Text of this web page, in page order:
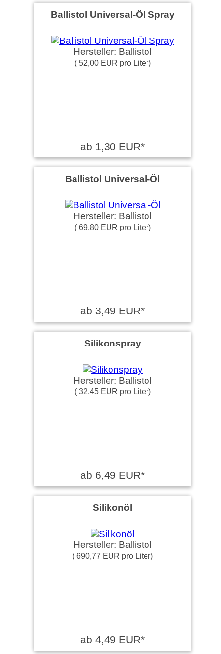
Ballistol Universal-Öl Spray
Hersteller: Ballistol
( 52,00 EUR pro Liter)
ab 1,30 EUR*
Ballistol Universal-Öl
Hersteller: Ballistol
( 69,80 EUR pro Liter)
ab 3,49 EUR*
Silikonspray
Hersteller: Ballistol
( 32,45 EUR pro Liter)
ab 6,49 EUR*
Silikonöl
Hersteller: Ballistol
( 690,77 EUR pro Liter)
ab 4,49 EUR*